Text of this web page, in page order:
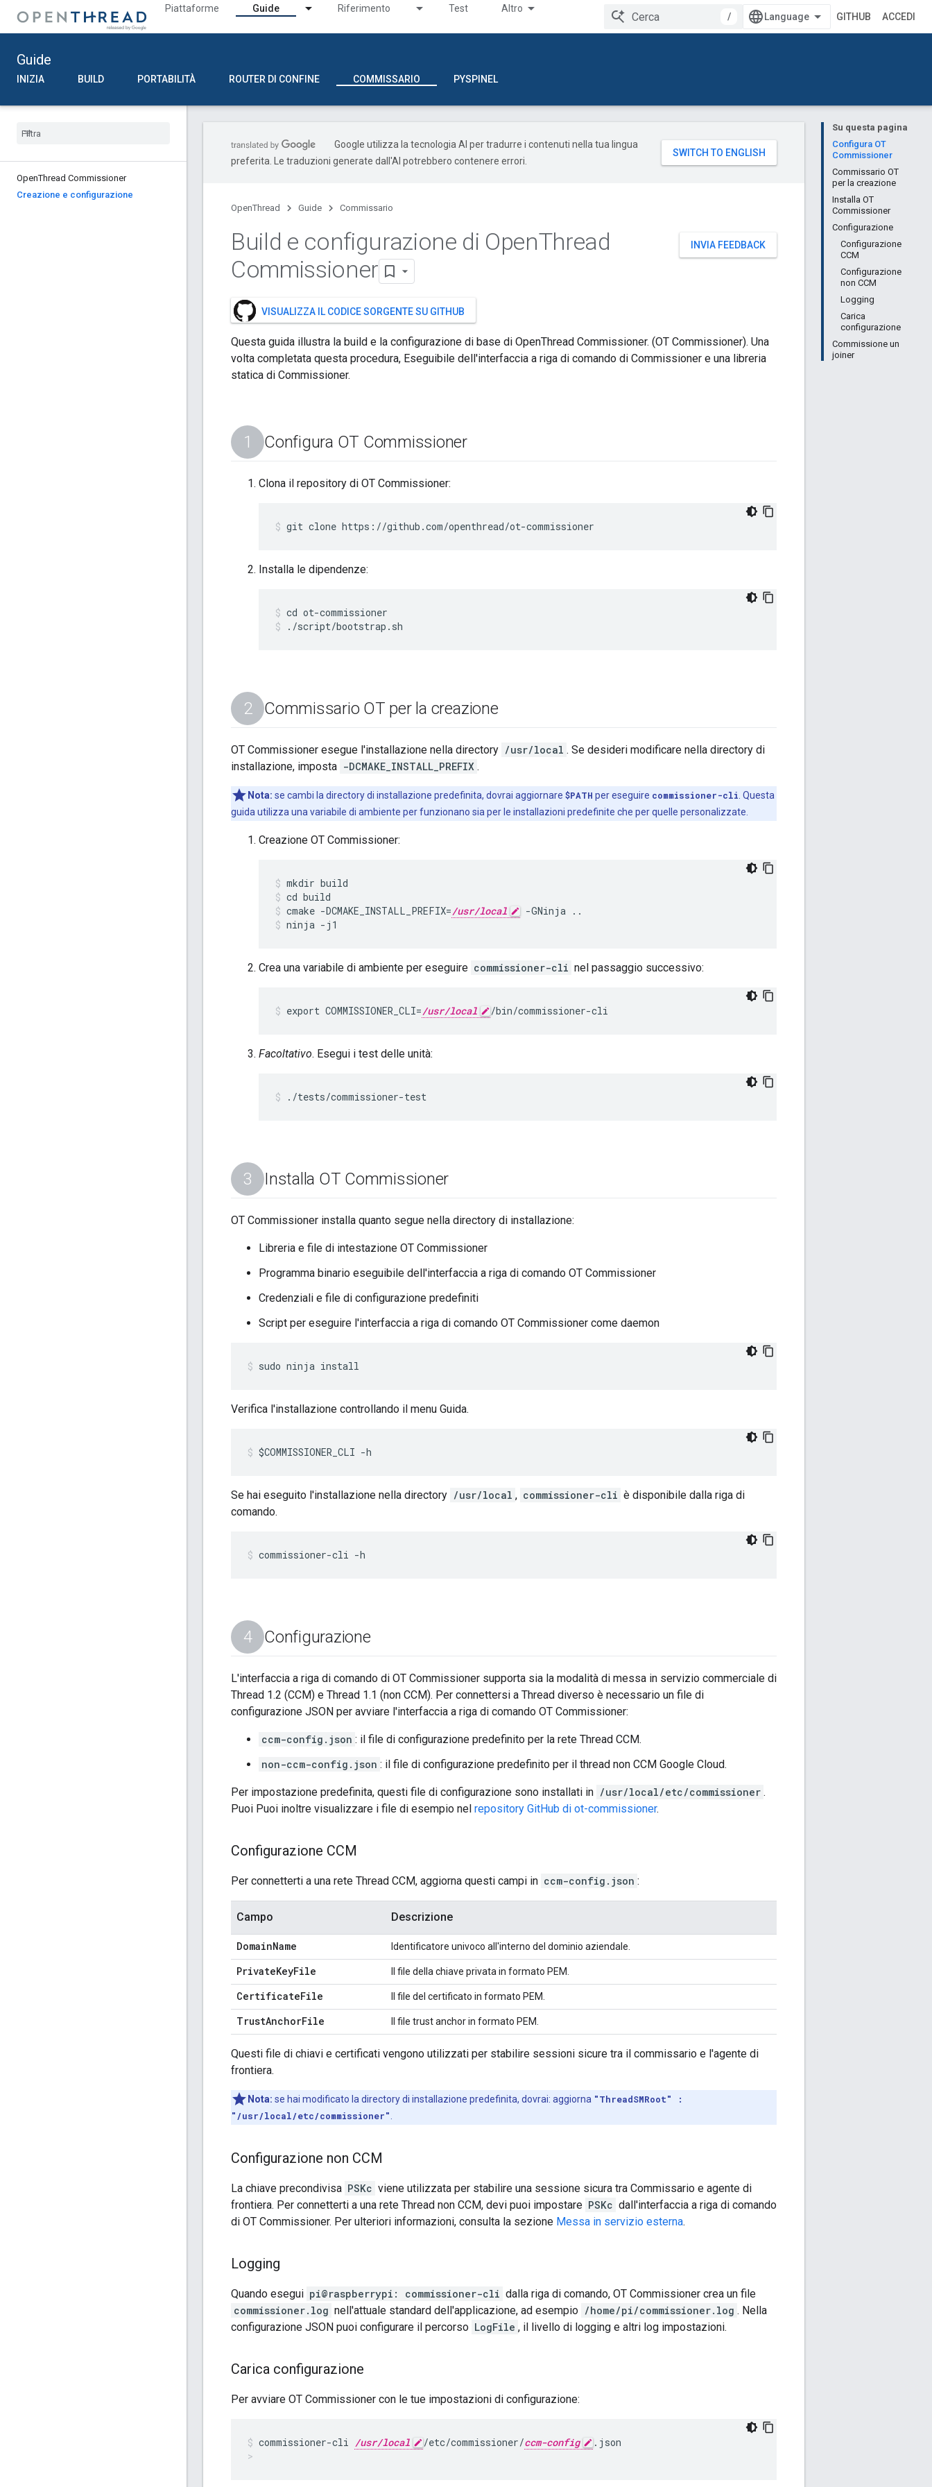
Piattaforme Guide Riferimento Test Altro
/ GITHUB ACCEDI
Guide
INIZIA BUILD PORTABILITÀ ROUTER DI CONFINE COMMISSARIO PYSPINEL
OpenThread Commissioner
Creazione e configurazione
Su questa pagina
Configura OT
Commissioner
Commissario OT
per la creazione
Installa OT
Commissioner
Configurazione
Configurazione
CCM
Configurazione
non CCM
Logging
Carica
configurazione
Commissione un
joiner
Google utilizza la tecnologia AI per tradurre i contenuti nella tua lingua
preferita. Le traduzioni generate dall'AI potrebbero contenere errori.
OpenThread Guide Commissario
INVIA FEEDBACK
Build e configurazione di OpenThread
Commissioner
VISUALIZZA IL CODICE SORGENTE SU GITHUB
Questa guida illustra la build e la configurazione di base di OpenThread Commissioner. (OT Commissioner). Una
volta completata questa procedura, Eseguibile dell'interfaccia a riga di comando di Commissioner e una libreria
statica di Commissioner.
Configura OT Commissioner
Clona il repository di OT Commissioner:
git clone https://github.com/openthread/ot-commissioner
Installa le dipendenze:
cd ot-commissioner
./script/bootstrap.sh
Commissario OT per la creazione
OT Commissioner esegue l'installazione nella directory /usr/local . Se desideri modificare nella directory di
installazione, imposta -DCMAKE_INSTALL_PREFIX .
Nota: se cambi la directory di installazione predefinita, dovrai aggiornare $PATH per eseguire commissioner-cli . Questa
guida utilizza una variabile di ambiente per funzionano sia per le installazioni predefinite che per quelle personalizzate.
Creazione OT Commissioner:
mkdir build
cd build
cmake -DCMAKE_INSTALL_PREFIX=/usr/local
-GNinja ..
ninja -j1
Crea una variabile di ambiente per eseguire commissioner-cli nel passaggio successivo:
export COMMISSIONER_CLI=/usr/local /bin/commissioner-cli
Facoltativo. Esegui i test delle unità:
./tests/commissioner-test
Installa OT Commissioner
OT Commissioner installa quanto segue nella directory di installazione:
Libreria e file di intestazione OT Commissioner
Programma binario eseguibile dell'interfaccia a riga di comando OT Commissioner
Credenziali e file di configurazione predefiniti
Script per eseguire l'interfaccia a riga di comando OT Commissioner come daemon
sudo ninja install
Verifica l'installazione controllando il menu Guida.
$COMMISSIONER_CLI -h
Se hai eseguito l'installazione nella directory /usr/local , commissioner-cli è disponibile dalla riga di
comando.
commissioner-cli -h
Configurazione
L'interfaccia a riga di comando di OT Commissioner supporta sia la modalità di messa in servizio commerciale di
Thread 1.2 (CCM) e Thread 1.1 (non CCM). Per connettersi a Thread diverso è necessario un file di
configurazione JSON per avviare l'interfaccia a riga di comando OT Commissioner:
ccm-config.json : il file di configurazione predefinito per la rete Thread CCM.
non-ccm-config.json : il file di configurazione predefinito per il thread non CCM Google Cloud.
Per impostazione predefinita, questi file di configurazione sono installati in /usr/local/etc/commissioner .
Puoi Puoi inoltre visualizzare i file di esempio nel repository GitHub di ot-commissioner.
Configurazione CCM
Per connetterti a una rete Thread CCM, aggiorna questi campi in ccm-config.json :
Campo Descrizione
DomainName Identificatore univoco all'interno del dominio aziendale.
PrivateKeyFile Il file della chiave privata in formato PEM.
CertificateFile Il file del certificato in formato PEM.
TrustAnchorFile Il file trust anchor in formato PEM.
Questi file di chiavi e certificati vengono utilizzati per stabilire sessioni sicure tra il commissario e l'agente di
frontiera.
Nota: se hai modificato la directory di installazione predefinita, dovrai: aggiorna "ThreadSMRoot" :
"/usr/local/etc/commissioner"
Configurazione non CCM
La chiave precondivisa PSKc viene utilizzata per stabilire una sessione sicura tra Commissario e agente di
frontiera. Per connetterti a una rete Thread non CCM, devi puoi impostare PSKc dall'interfaccia a riga di comando
di OT Commissioner. Per ulteriori informazioni, consulta la sezione Messa in servizio esterna.
Logging
Quando esegui pi@raspberrypi: commissioner-cli dalla riga di comando, OT Commissioner crea un file
commissioner.log nell'attuale standard dell'applicazione, ad esempio /home/pi/commissioner.log . Nella
configurazione JSON puoi configurare il percorso LogFile , il livello di logging e altri log impostazioni.
Carica configurazione
Per avviare OT Commissioner con le tue impostazioni di configurazione:
commissioner-cli /usr/local /etc/commissioner/ccm-config .json